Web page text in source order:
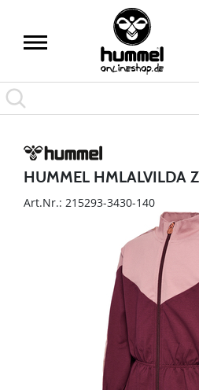
HUMMEL HMLALVILDA
Art.Nr.: 215293-3430-140